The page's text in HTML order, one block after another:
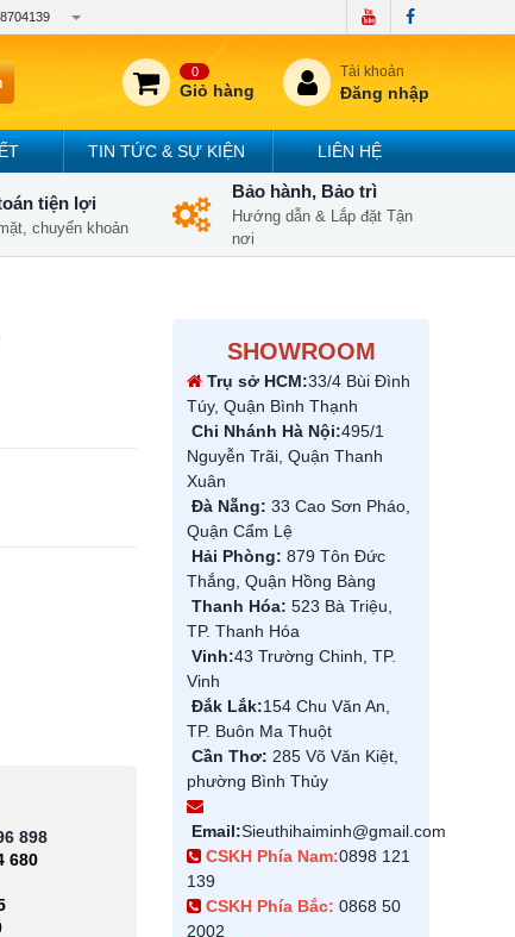
0
Giỏ hàng
Tài khoản
Đăng nhập
TIN TỨC & SỰ KIỆN LIÊN HỆ
tiện lợi
chuyển khoản
Bảo hành, Bảo trì
Hướng dẫn & Lắp đặt Tận
nơi
898
680
SHOWROOM
Trụ sở HCM:33/4 Bùi Đình
Túy, Quận Bình Thạnh
Chi Nhánh Hà Nội:495/1
Nguyễn Trãi, Quận Thanh
Xuân
Đà Nẵng: 33 Cao Sơn Pháo,
Quận Cẩm Lệ
Hải Phòng: 879 Tôn Đức
Thắng, Quận Hồng Bàng
Thanh Hóa: 523 Bà Triệu,
TP. Thanh Hóa
Vinh:43 Trường Chinh, TP.
Vinh
Đắk Lắk:154 Chu Văn An,
TP. Buôn Ma Thuột
Cần Thơ: 285 Võ Văn Kiệt,
phường Bình Thủy
Email:Sieuthihaiminh@gmail.com
CSKH Phía Nam:0898 121
139
CSKH Phía Bắc: 0868 50
2002